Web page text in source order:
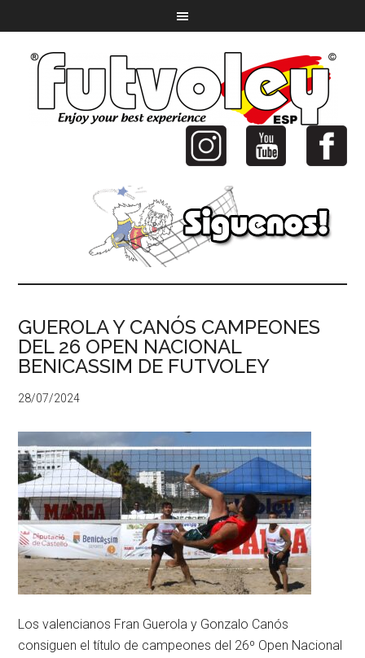
GUEROLA Y CANÓS CAMPEONES
DEL 26 OPEN NACIONAL
BENICASSIM DE FUTVOLEY
28/07/2024
Los valencianos Fran Guerola y Gonzalo Canós
consiguen el título de campeones del 26º Open Nacional